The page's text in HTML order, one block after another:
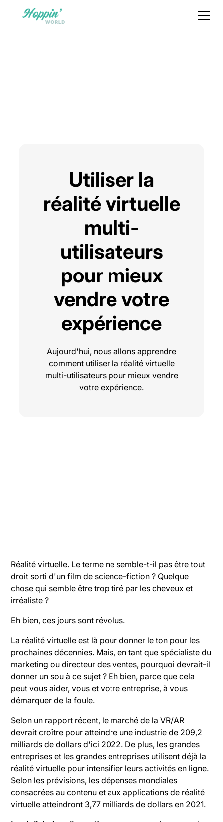
Utiliser la
réalité virtuelle
multi-
utilisateurs
pour mieux
vendre votre
expérience
Aujourd'hui, nous allons apprendre
comment utiliser la réalité virtuelle
multi-utilisateurs pour mieux vendre
votre expérience.
Réalité virtuelle. Le terme ne semble-t-il pas être tout
droit sorti d'un film de science-fiction ? Quelque
chose qui semble être trop tiré par les cheveux et
irréaliste ?
Eh bien, ces jours sont révolus.
La réalité virtuelle est là pour donner le ton pour les
prochaines décennies. Mais, en tant que spécialiste du
marketing ou directeur des ventes, pourquoi devrait-il
donner un sou à ce sujet ? Eh bien, parce que cela
peut vous aider, vous et votre entreprise, à vous
démarquer de la foule.
Selon un rapport récent, le marché de la VR/AR
devrait croître pour atteindre une industrie de 209,2
milliards de dollars d'ici 2022. De plus, les grandes
entreprises et les grandes entreprises utilisent déjà la
réalité virtuelle pour intensifier leurs activités en ligne.
Selon les prévisions, les dépenses mondiales
consacrées au contenu et aux applications de réalité
virtuelle atteindront 3,77 milliards de dollars en 2021.